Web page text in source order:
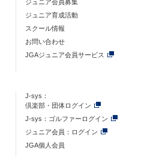
ジュニア会員募集
ジュニア育成活動
スクール情報
お問い合わせ
JGAジュニア会員サービス
J-sys：
倶楽部・団体ログイン
J-sys：ゴルファーログイン
ジュニア会員：ログイン
JGA個人会員